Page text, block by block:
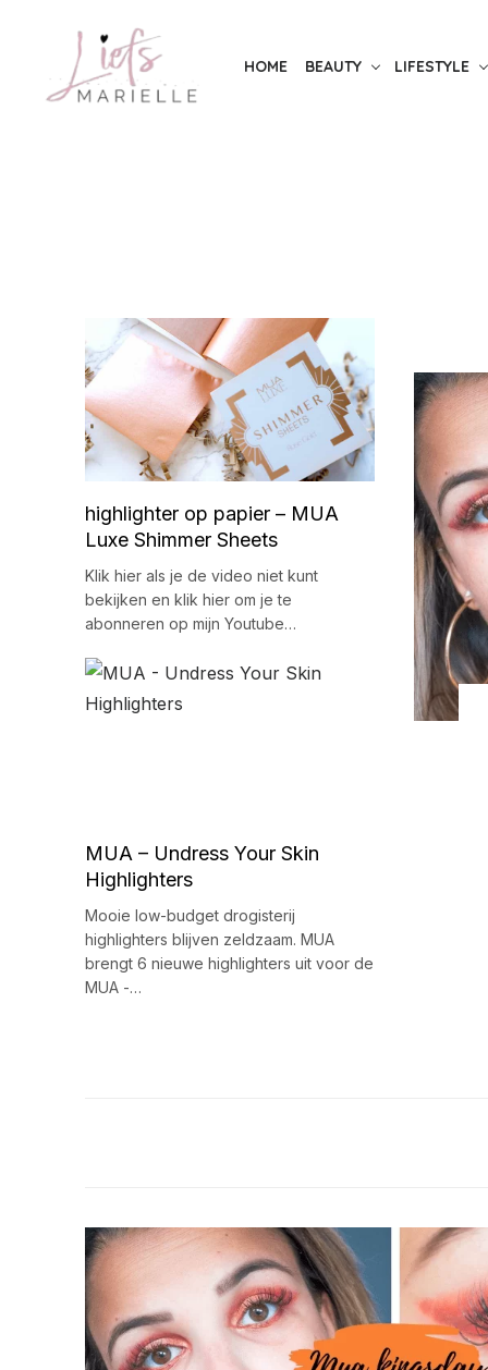
content
HOME BEAUTY LIFESTYLE
highlighter op papier – MUA
Luxe Shimmer Sheets
Klik hier als je de video niet kunt
bekijken en klik hier om je te
abonneren op mijn Youtube…
MUA – Undress Your Skin
Highlighters
Mooie low-budget drogisterij
highlighters blijven zeldzaam. MUA
brengt 6 nieuwe highlighters uit voor de
MUA -…